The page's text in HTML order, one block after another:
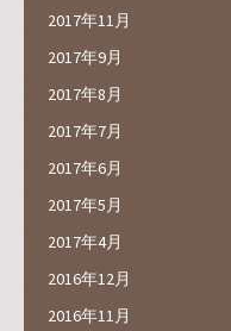
2017年11月
2017年9月
2017年8月
2017年7月
2017年6月
2017年5月
2017年4月
2016年12月
2016年11月